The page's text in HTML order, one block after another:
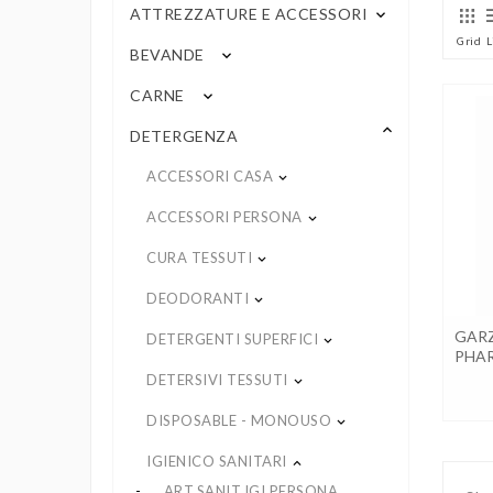
ATTREZZATURE E ACCESSORI keyboard_arrow_down
BEVANDE keyboard_arrow_down
CARNE keyboard_arrow_down
DETERGENZA keyboard_arrow_up
ACCESSORI CASA keyboard_arrow_down
ACCESSORI PERSONA keyboard_arrow_down
CURA TESSUTI keyboard_arrow_down
DEODORANTI keyboard_arrow_down
DETERGENTI SUPERFICI keyboard_arrow_down
DETERSIVI TESSUTI keyboard_arrow_down
DISPOSABLE - MONOUSO keyboard_arrow_down
IGIENICO SANITARI keyboard_arrow_up
Grid